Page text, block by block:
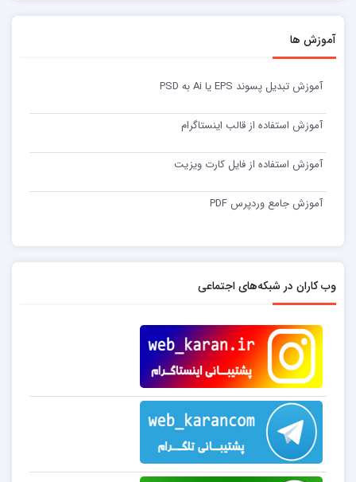
آموزش ها
آموزش تبدیل پسوند EPS یا Ai به PSD
آموزش استفاده از قالب اینستاگرام
آموزش استفاده از فایل کارت ویزیت
آموزش جامع وردپرس PDF
وب کاران در شبکه‌های اجتماعی